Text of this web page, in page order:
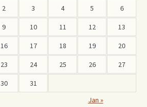
2 3 4 5 6
9 10 11 12 13
16 17 18 19 20
23 24 25 26 27
30
31
Jan »